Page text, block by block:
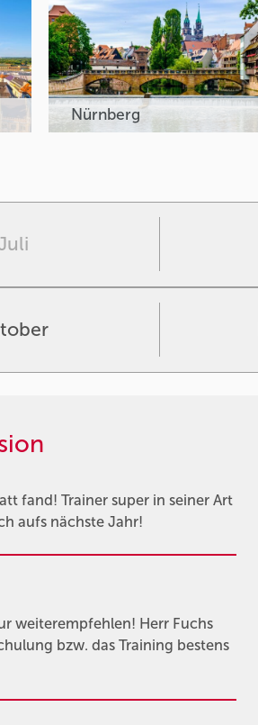
fand! Trainer super in seiner Art
aufs nächste Jahr!
weiterempfehlen! Herr Fuchs
bzw. das Training bestens
Nürnberg